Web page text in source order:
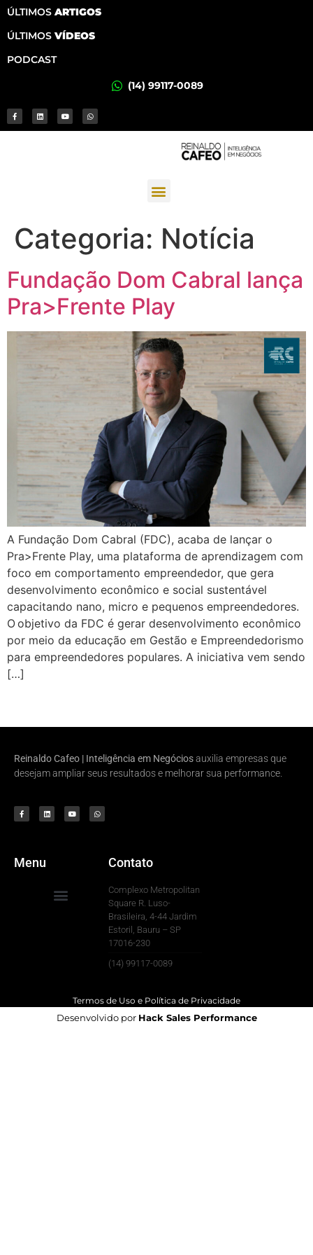
ÚLTIMOS ARTIGOS
ÚLTIMOS VÍDEOS
PODCAST
(14) 99117-0089
Categoria: Notícia
Fundação Dom Cabral lança
Pra>Frente Play
A Fundação Dom Cabral (FDC), acaba de lançar o
Pra>Frente Play, uma plataforma de aprendizagem com
foco em comportamento empreendedor, que gera
desenvolvimento econômico e social sustentável
capacitando nano, micro e pequenos empreendedores.
O objetivo da FDC é gerar desenvolvimento econômico
por meio da educação em Gestão e Empreendedorismo
para empreendedores populares. A iniciativa vem sendo
[…]
Reinaldo Cafeo | Inteligência em Negóciosauxilia empresas que
desejam ampliar seus resultados e melhorar sua performance.
Menu Contato
Complexo Metropolitan
Square R. Luso-
Brasileira, 4-44 Jardim
Estoril, Bauru – SP
17016-230
(14) 99117-0089
Termos de Uso e Política de Privacidade
Desenvolvido por Hack Sales Performance